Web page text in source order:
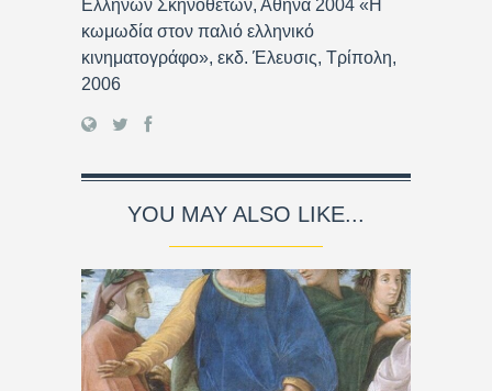
Ελλήνων Σκηνοθετών, Αθήνα 2004 «Η
κωμωδία στον παλιό ελληνικό
κινηματογράφο», εκδ. Έλευσις, Τρίπολη,
2006
YOU MAY ALSO LIKE...